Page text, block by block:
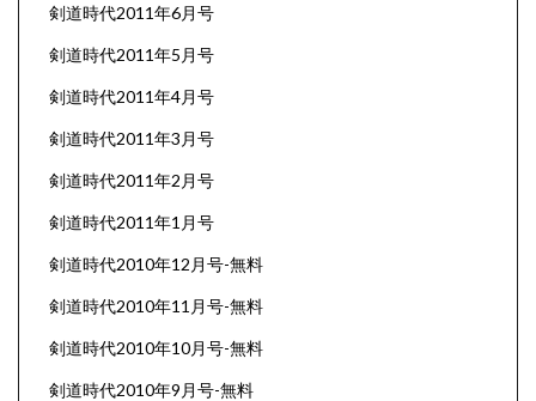
剣道時代2011年6月号
剣道時代2011年5月号
剣道時代2011年4月号
剣道時代2011年3月号
剣道時代2011年2月号
剣道時代2011年1月号
剣道時代2010年12月号-無料
剣道時代2010年11月号-無料
剣道時代2010年10月号-無料
剣道時代2010年9月号-無料